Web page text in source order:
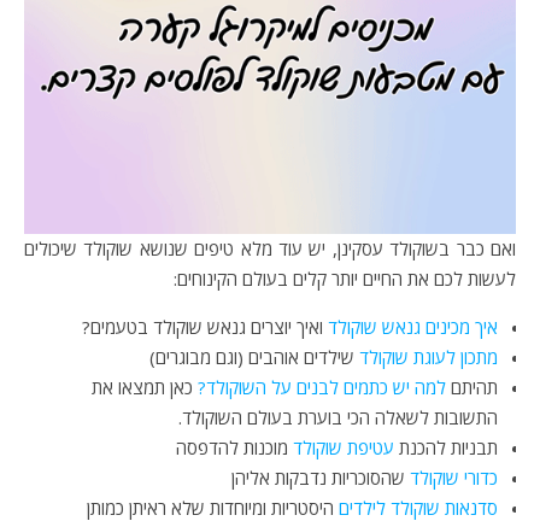
ואם כבר בשוקולד עסקינן, יש עוד מלא טיפים שנושא שוקולד שיכולים
לעשות לכם את החיים יותר קלים בעולם הקינוחים:
איך מכינים גנאש שוקולד ואיך יוצרים גנאש שוקולד בטעמים?
מתכון לעוגת שוקולד שילדים אוהבים (וגם מבוגרים)
תהיתם למה יש כתמים לבנים על השוקולד? כאן תמצאו את
התשובות לשאלה הכי בוערת בעולם השוקולד.
תבניות להכנת עטיפת שוקולד מוכנות להדפסה
כדורי שוקולד שהסוכריות נדבקות אליהן
סדנאות שוקולד לילדים היסטריות ומיוחדות שלא ראיתן כמותן